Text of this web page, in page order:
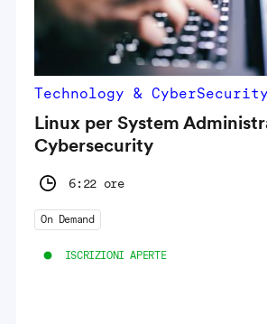
Technology & CyberSecurity
Linux per System
Cybersecurity
6:22 ore
On Demand
ISCRIZIONI APERTE